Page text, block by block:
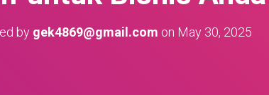
by gek4869@gmail.com on May 30, 2025